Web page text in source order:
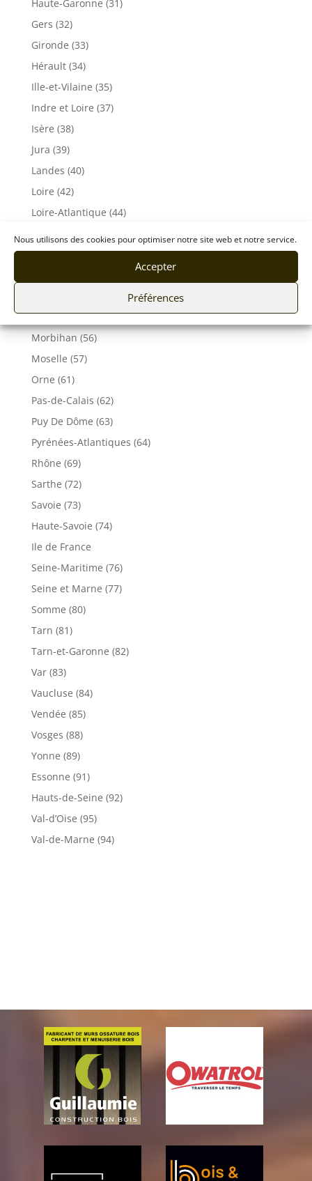
Nous utilisons des cookies pour optimiser notre site web et notre service.
Accepter
Préférences
Haute-Garonne (31)
Gers (32)
Gironde (33)
Hérault (34)
Ille-et-Vilaine (35)
Indre et Loire (37)
Isère (38)
Jura (39)
Landes (40)
Loire (42)
Loire-Atlantique (44)
Loiret (45)
Maine et Loire (49)
Meuse (55)
Morbihan (56)
Moselle (57)
Orne (61)
Pas-de-Calais (62)
Puy De Dôme (63)
Pyrénées-Atlantiques (64)
Rhône (69)
Sarthe (72)
Savoie (73)
Haute-Savoie (74)
Ile de France
Seine-Maritime (76)
Seine et Marne (77)
Somme (80)
Tarn (81)
Tarn-et-Garonne (82)
Var (83)
Vaucluse (84)
Vendée (85)
Vosges (88)
Yonne (89)
Essonne (91)
Hauts-de-Seine (92)
Val-d’Oise (95)
Val-de-Marne (94)